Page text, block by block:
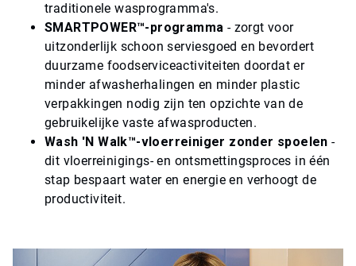
traditionele wasprogramma's.
SMARTPOWER™-programma - zorgt voor
uitzonderlijk schoon serviesgoed en bevordert
duurzame foodserviceactiviteiten doordat er
minder afwasherhalingen en minder plastic
verpakkingen nodig zijn ten opzichte van de
gebruikelijke vaste afwasproducten.
Wash 'N Walk™-vloerreiniger zonder spoelen -
dit vloerreinigings- en ontsmettingsproces in één
stap bespaart water en energie en verhoogt de
productiviteit.